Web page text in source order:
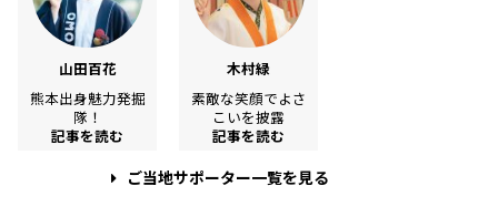
山田百花
熊本出身魅力発掘
隊！
記事を読む
木村緑
素敵な笑顔でよさ
こいを披露
記事を読む
ご当地サポーター一覧を見る